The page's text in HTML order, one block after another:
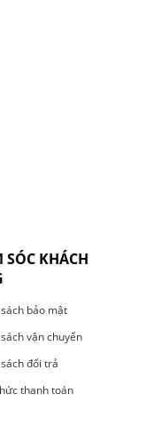
SÓC KHÁCH
bảo mật
vận chuyển
đổi trả
thanh toán